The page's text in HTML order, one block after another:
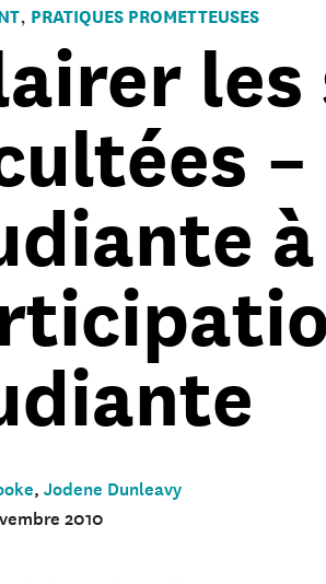
, PRATIQUES PROMETTEUSES
,Jodene Dunleavy
2010